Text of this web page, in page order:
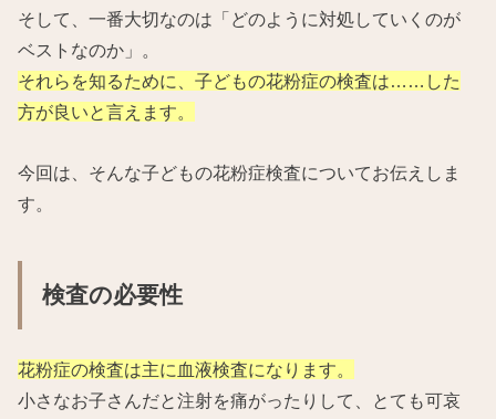
そして、一番大切なのは「どのように対処していくのが
ベストなのか」。
それらを知るために、子どもの花粉症の検査は……した
方が良いと言えます。
今回は、そんな子どもの花粉症検査についてお伝えしま
す。
検査の必要性
花粉症の検査は主に血液検査になります。
小さなお子さんだと注射を痛がったりして、とても可哀